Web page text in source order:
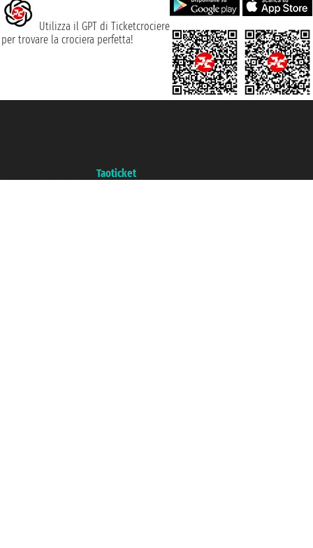
Utilizza il GPT di Ticketcrociere
per trovare la crociera perfetta!
Taoticket